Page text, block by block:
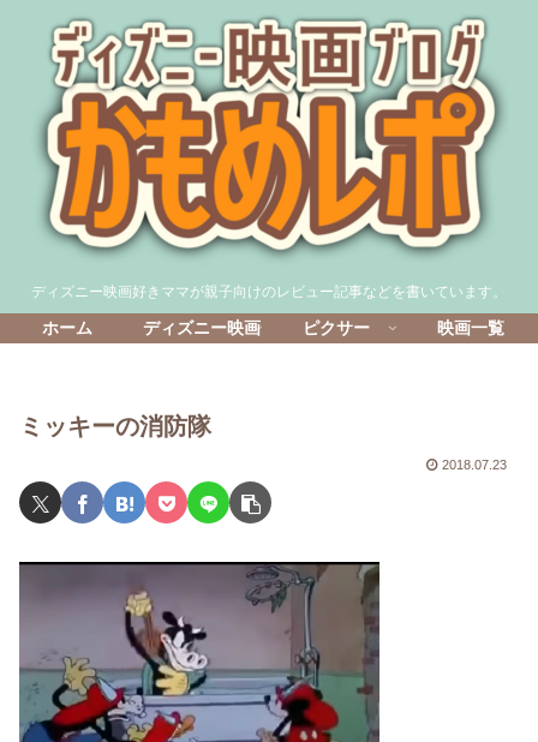
ディズニー映画好きママが親子向けのレビュー記事などを書いています。
ホーム ディズニー映画 ピクサー 映画一覧
ミッキーの消防隊
2018.07.23